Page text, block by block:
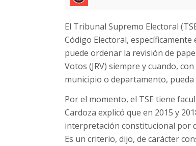
El Tribunal Supremo Electoral
Código Electoral,
puede ordenar la revisión de
Votos (JRV) siempre y cuando,
municipio o departamento,
Por el momento, el TSE tiene
Cardoza explicó que en 2015 y
interpretación constitucional por
Es un criterio, dijo, de carácter